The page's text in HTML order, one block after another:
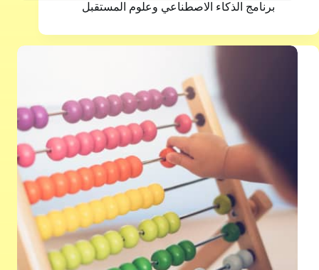
برنامج الذكاء الاصطناعي وعلوم المستقبل